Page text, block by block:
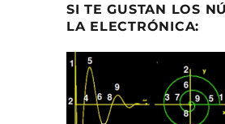
SI TE GUSTAN LOS
LA ELECTRÓNICA: